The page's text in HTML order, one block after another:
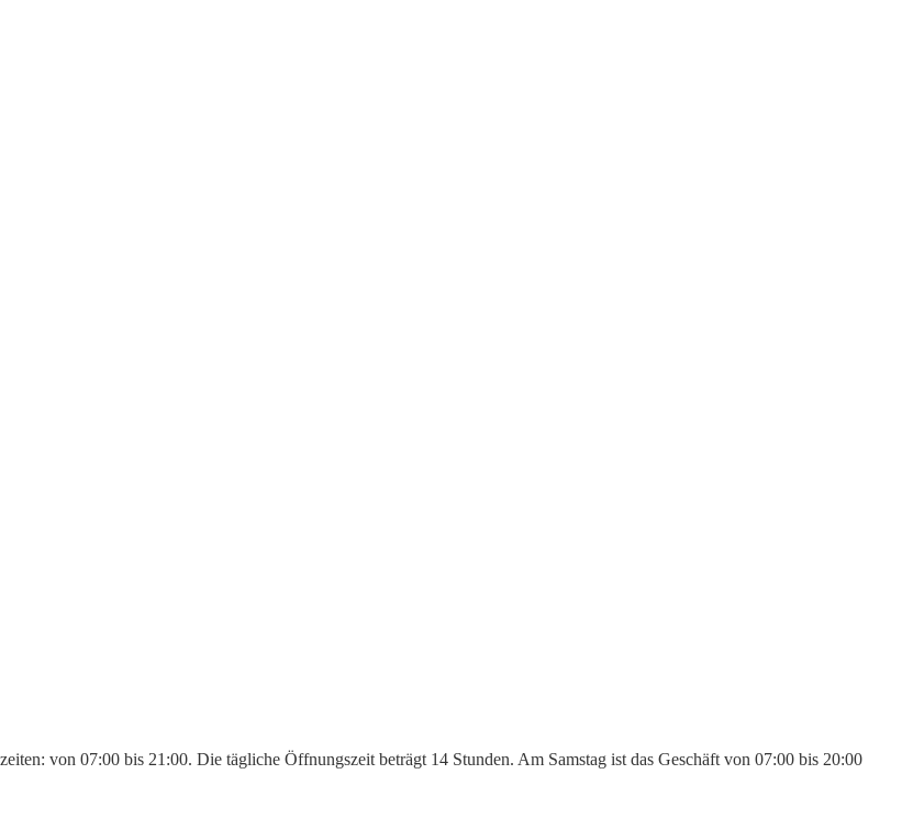
von 07:00 bis 21:00. Die tägliche Öffnungszeit beträgt 14 Stunden. Am Samstag ist das Geschäft von 07:00 bis 20:00